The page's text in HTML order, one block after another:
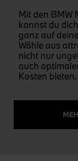
Mit den BMW
kannst du
ganz auf
Wähle aus
nicht nur
auch
Kosten bieten.